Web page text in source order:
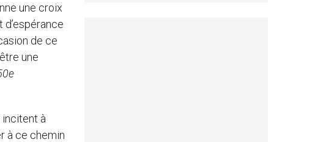
une croix
de ce
une
à
à ce chemin